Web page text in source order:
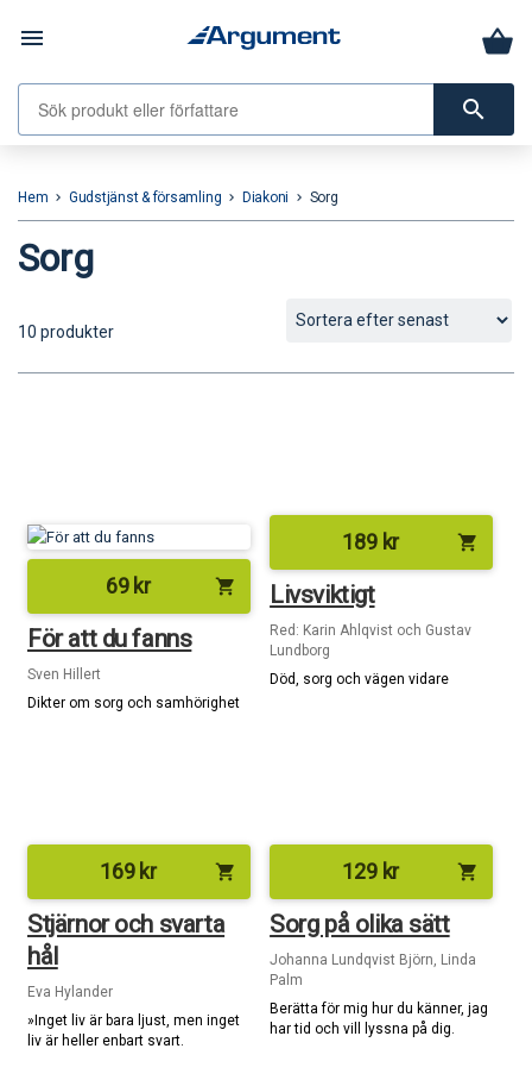
menu
search
Hem keyboard_arrow_right Gudstjänst & församling keyboard_arrow_right Diakoni keyboard_arrow_right Sorg
Sorg
10 produkter
69kr shopping_cart
För att du fanns
Sven Hillert
Dikter om sorg och samhörighet
189 kr shopping_cart
Livsviktigt
Red: Karin Ahlqvist och Gustav
Lundborg
Död, sorg och vägen vidare
169kr shopping_cart
Stjärnor och svarta
hål
Eva Hylander
»Inget liv är bara ljust, men inget
liv är heller enbart svart.
129 kr shopping_cart
Sorg på olika sätt
Johanna Lundqvist Björn, Linda
Palm
Berätta för mig hur du känner, jag
har tid och vill lyssna på dig.